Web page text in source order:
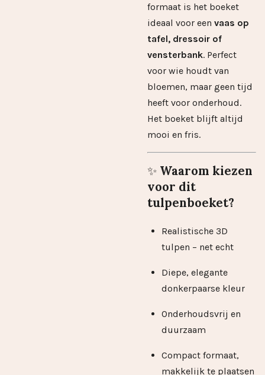
formaat is het boeket
ideaal voor een vaas op
tafel, dressoir of
vensterbank. Perfect
voor wie houdt van
bloemen, maar geen tijd
heeft voor onderhoud.
Het boeket blijft altijd
mooi en fris.
✨ Waarom kiezen
voor dit
tulpenboeket?
Realistische 3D
tulpen – net echt
Diepe, elegante
donkerpaarse kleur
Onderhoudsvrij en
duurzaam
Compact formaat,
makkelijk te plaatsen